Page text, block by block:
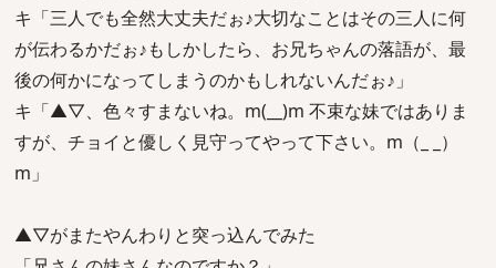
キ「三人でも全然大丈夫だぉ♪大切なことはその三人に何
が伝わるかだぉ♪もしかしたら、お兄ちゃんの落語が、最
後の何かになってしまうのかもしれないんだぉ♪」
キ「▲▽、色々すまないね。m(__)m 不束な妹ではありま
すが、チョイと優しく見守ってやって下さい。m（_ _）
m」
▲▽がまたやんわりと突っ込んでみた